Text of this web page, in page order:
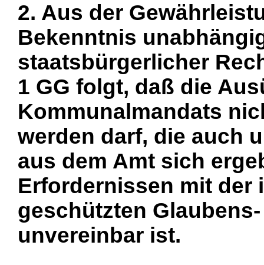
2. Aus der
Bekenntnis
staatsbürgerlicher
1 GG folgt, daß die
Kommunalmandats
werden darf, die auch
aus dem Amt sich
Erfordernissen mit der
geschützten
unvereinbar ist.